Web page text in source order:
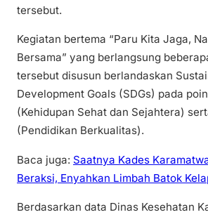
tersebut.
Kegiatan bertema “Paru Kita Jaga,
Bersama” yang berlangsung
tersebut disusun berlandaskan
Development Goals (SDGs) pada
(Kehidupan Sehat dan Sejahtera)
(Pendidikan Berkualitas).
Baca juga: Saatnya Kades
Beraksi, Enyahkan Limbah Batok
Berdasarkan data Dinas Kesehatan